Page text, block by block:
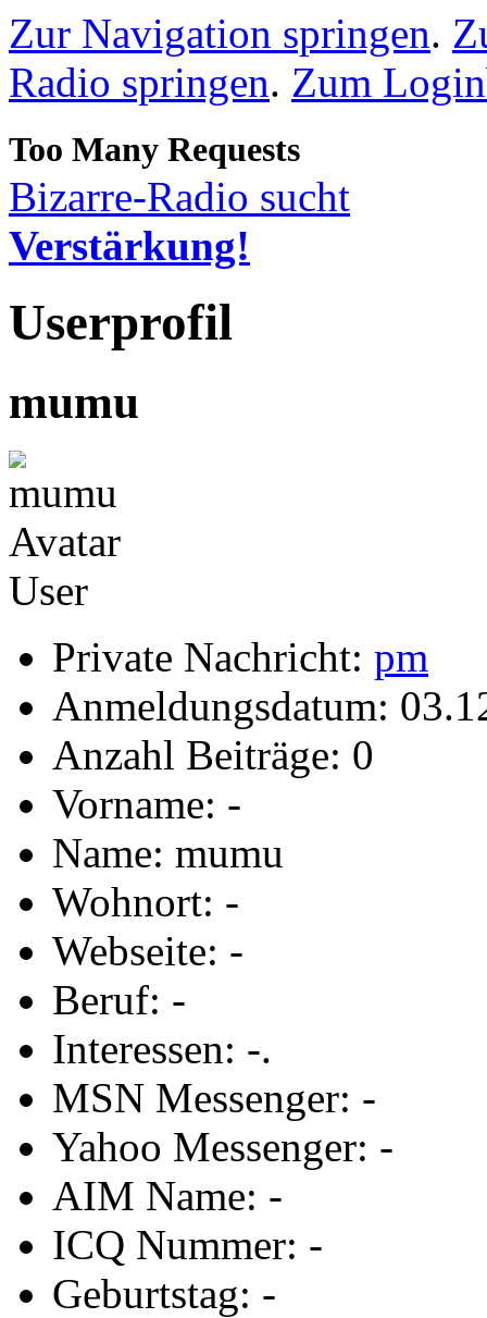
Zur Navigation springen.
Radio springen. Zum
Bizarre-Radio sucht
Verstärkung!
Userprofil
mumu
User
Private Nachricht: pm
Anmeldungsdatum:
Anzahl Beiträge: 0
Vorname: -
Name: mumu
Wohnort: -
Webseite: -
Beruf: -
Interessen: -.
MSN Messenger: -
Yahoo Messenger: -
AIM Name: -
ICQ Nummer: -
Geburtstag: -